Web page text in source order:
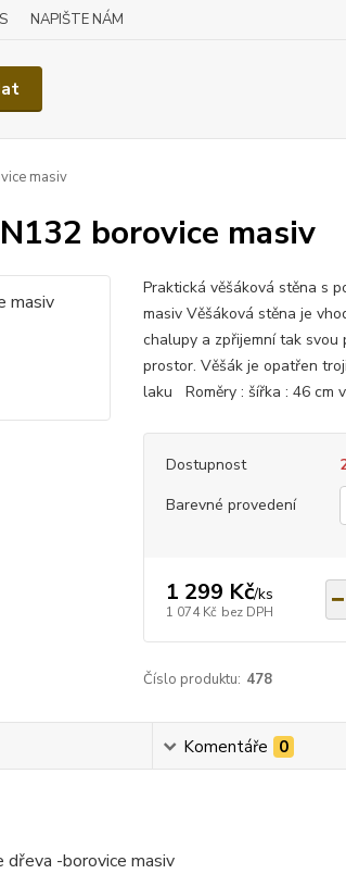
NAPIŠTE NÁM
masiv
borovice masiv
Praktická věšáková stěna s
masiv Věšáková stěna je
chalupy a zpřijemní tak
prostor. Věšák je opatřen
laku Roměry : šířka : 46 cm
Dostupnost
Barevné provedení
1 299 Kč/ks
1 074 Kč bez DPH
Číslo produktu: 478
Komentáře 0
dřeva -borovice masiv